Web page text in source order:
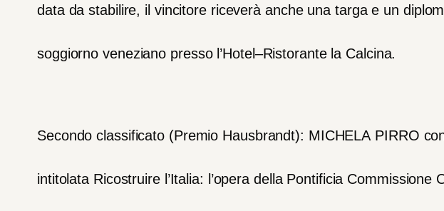
data da stabilire, il vincitore riceverà anche una targa e un
soggiorno veneziano presso l’Hotel–Ristorante la Calcina.
Secondo classificato (Premio Hausbrandt): MICHELA PIRRO
intitolata Ricostruire l’Italia: l’opera della Pontificia Commissione